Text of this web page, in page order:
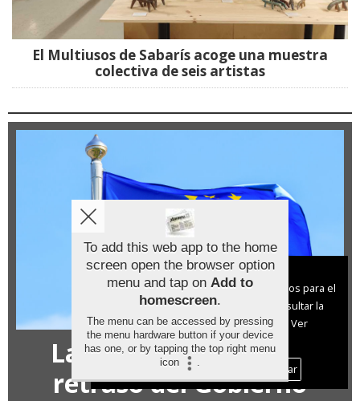
El Multiusos de Sabarís acoge una muestra
colectiva de seis artistas
La Xunta denuncia el
retraso del Gobierno
Aviso sobre el Uso de cookies:
Utilizamos cookies nuestras y de terceros para el
funcionamiento del digital. Puedes consultar la
lista de cookies y como desconectarlas.
Ver
nuestra Política de Privacidad y Cookies
Aceptar Cookies
Personalizar
To add this web app to the home
screen open the browser option
menu and tap on Add to
homescreen.
The menu can be accessed by pressing
the menu hardware button if your device
has one, or by tapping the top right menu
icon
.